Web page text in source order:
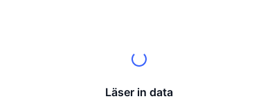
Läser in data